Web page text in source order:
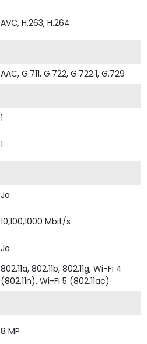
AVC, H.263, H.264
AAC, G.711, G.722, G.722.1, G.729
1
1
Ja
10,100,1000 Mbit/s
Ja
802.11a, 802.11b, 802.11g, Wi-Fi 4
(802.11n), Wi-Fi 5 (802.11ac)
8 MP